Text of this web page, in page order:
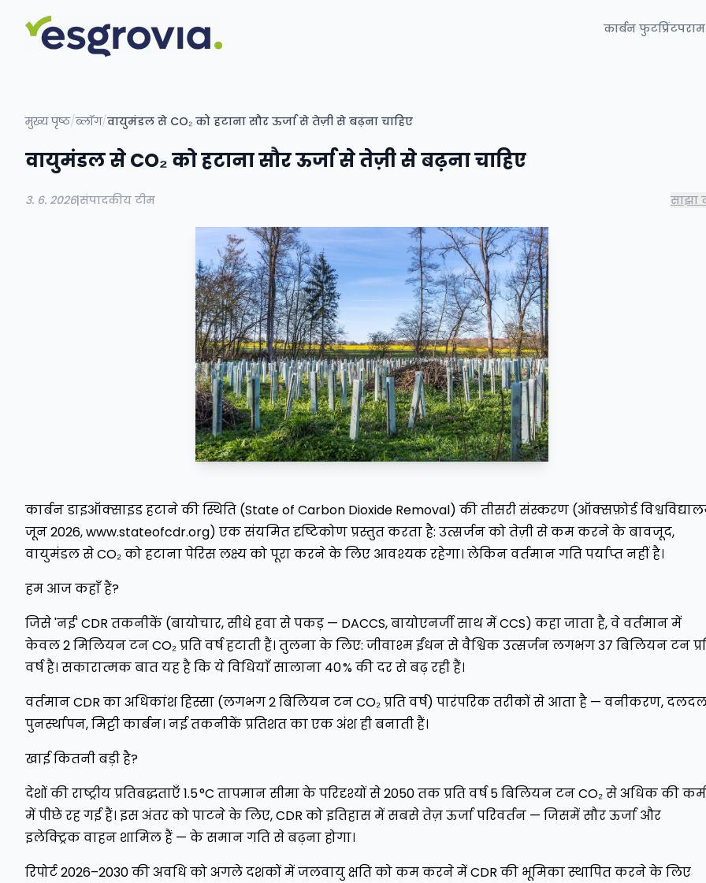
कार्बन फुटप्रिंट
मुख्य पृष्ठ/ब्लॉग/वायुमंडल से CO₂ को हटाना सौर ऊर्जा से तेज़ी से बढ़ना चाहिए
वायुमंडल से CO₂ को हटाना सौर ऊर्जा से तेज़ी से बढ़ना चाहिए
3. 6. 2026|संपादकीय टीम साझा
कार्बन डाइऑक्साइड हटाने की स्थिति (State of Carbon Dioxide Removal) की तीसरी संस्करण (ऑक्सफ़ोर्ड
जून 2026, www.stateofcdr.org) एक संयमित दृष्टिकोण प्रस्तुत करता है: उत्सर्जन को तेज़ी से कम करने के बावजूद,
वायुमंडल से CO₂ को हटाना पेरिस लक्ष्य को पूरा करने के लिए आवश्यक रहेगा। लेकिन वर्तमान गति पर्याप्त नहीं है।
हम आज कहाँ हैं?
जिसे 'नई' CDR तकनीकें (बायोचार, सीधे हवा से पकड़ — DACCS, बायोएनर्जी साथ में CCS) कहा जाता है, वे वर्तमान में
केवल 2 मिलियन टन CO₂ प्रति वर्ष हटाती हैं। तुलना के लिए: जीवाश्म ईंधन से वैश्विक उत्सर्जन लगभग 37 बिलियन टन
वर्ष है। सकारात्मक बात यह है कि ये विधियाँ सालाना 40 % की दर से बढ़ रही हैं।
वर्तमान CDR का अधिकांश हिस्सा (लगभग 2 बिलियन टन CO₂ प्रति वर्ष) पारंपरिक तरीकों से आता है — वनीकरण,
पुनर्स्थापन, मिट्टी कार्बन। नई तकनीकें प्रतिशत का एक अंश ही बनाती हैं।
खाई कितनी बड़ी है?
देशों की राष्ट्रीय प्रतिबद्धताएँ 1.5 °C तापमान सीमा के परिदृश्यों से 2050 तक प्रति वर्ष 5 बिलियन टन CO₂ से अधिक की
में पीछे रह गई हैं। इस अंतर को पाटने के लिए, CDR को इतिहास में सबसे तेज़ ऊर्जा परिवर्तन — जिसमें सौर ऊर्जा और
इलेक्ट्रिक वाहन शामिल हैं — के समान गति से बढ़ना होगा।
रिपोर्ट 2026–2030 की अवधि को अगले दशकों में जलवायु क्षति को कम करने में CDR की भूमिका स्थापित करने के लिए